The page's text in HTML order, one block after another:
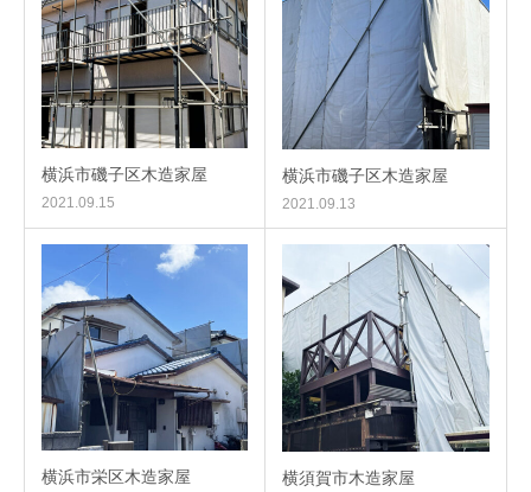
横浜市磯子区木造家屋
2021.09.15
横浜市磯子区木造家屋
2021.09.13
横浜市栄区木造家屋 横須賀市木造家屋